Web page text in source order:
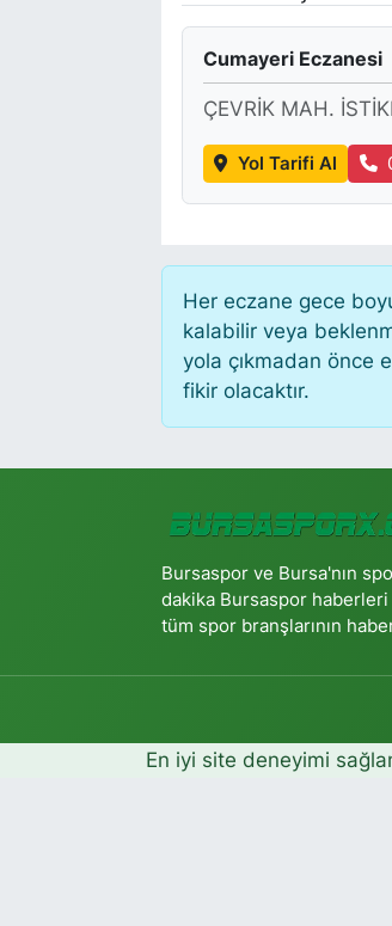
Cumayeri Eczanesi
ÇEVRİK MAH.
Yol Tarifi Al
Her eczane gece
kalabilir veya
yola çıkmadan önce
fikir olacaktır.
Bursaspor ve Bursa'nın
dakika Bursaspor
tüm spor branşlarının
En iyi site deneyimi